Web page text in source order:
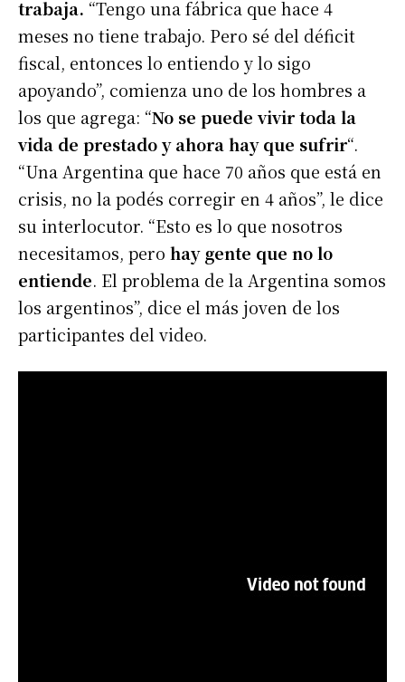
trabaja. “Tengo una fábrica que hace 4
meses no tiene trabajo. Pero sé del déficit
fiscal, entonces lo entiendo y lo sigo
apoyando”, comienza uno de los hombres a
los que agrega: “No se puede vivir toda la
vida de prestado y ahora hay que sufrir“.
“Una Argentina que hace 70 años que está en
crisis, no la podés corregir en 4 años”, le dice
su interlocutor. “Esto es lo que nosotros
necesitamos, pero hay gente que no lo
entiende. El problema de la Argentina somos
los argentinos”, dice el más joven de los
participantes del video.